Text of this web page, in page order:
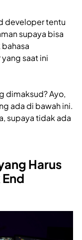
developer tentu
supaya bisa
saat ini
dimaksud? Ayo,
ada di bawah ini.
supaya tidak ada
Harus